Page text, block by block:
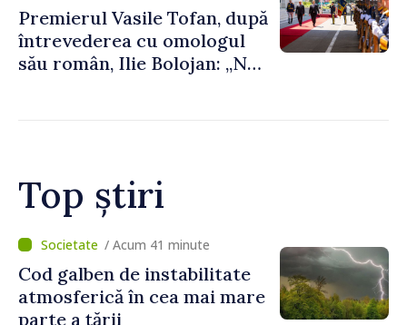
Premierul Vasile Tofan, după
întrevederea cu omologul
său român, Ilie Bolojan: „Ne
pentru oameni”
Top știri
/ Acum 16 minute
ANTA avertizează
transportatorii de mărfuri
periculoase asupra